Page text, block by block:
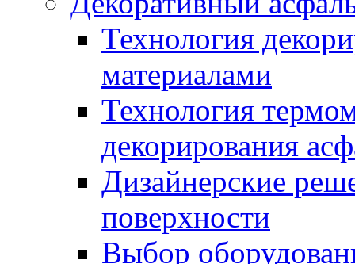
Технология
материалами
Технология
декорирования
Дизайнерские
поверхности
Выбор